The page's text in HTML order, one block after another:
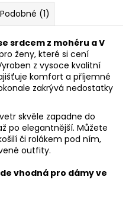
Podobné (1)
srdcem z mohéru a V
ženy, které si cení
z vysoce kvalitní
komfort a příjemné
zakrývá nedostatky
skvěle zapadne do
po elegantnější. Můžete
či rolákem pod ním,
outfity.
vhodná pro dámy ve